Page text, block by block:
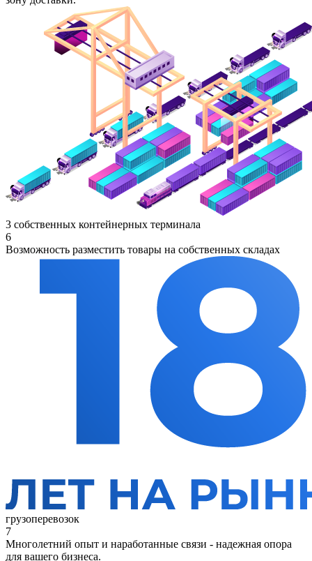
3 собственных контейнерных терминала
6
Возможность разместить товары на собственных складах
грузоперевозок
7
Многолетний опыт и наработанные связи - надежная опора
для вашего бизнеса.